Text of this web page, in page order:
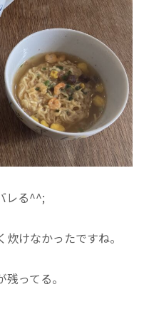
レる^^;
けなかったですね。
ってる。